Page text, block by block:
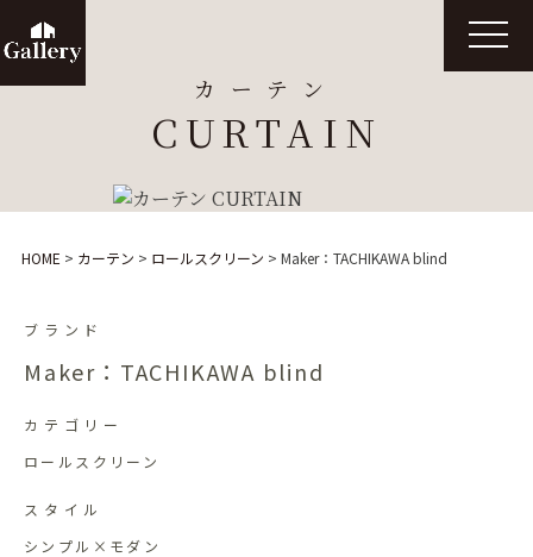
カーテン
CURTAIN
t
o
g
HOME > カーテン > ロールスクリーン > Maker：TACHIKAWA blind
ブランド
Maker：TACHIKAWA blind
カテゴリー
ロールスクリーン
スタイル
シンプル×モダン